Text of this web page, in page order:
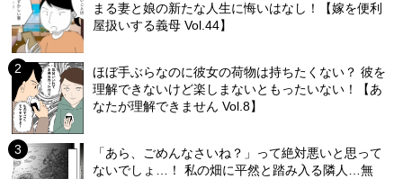
まる妻と娘の新たな人生に悔いはなし！【嫁を便利
屋扱いする義母 Vol.44】
ほぼ手ぶらなのに彼女の荷物は持ちたくない？ 彼を
理解できないけど楽しまないともったいない！【あ
なたが理解できません Vol.8】
「あら、ごめんなさいね？」って絶対悪いと思って
ないでしょ…！ 私の畑に平然と踏み入る隣人…無